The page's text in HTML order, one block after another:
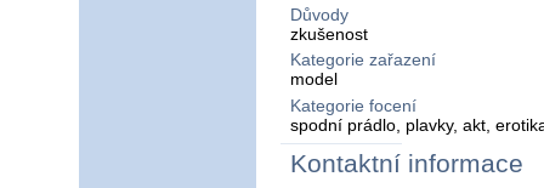
Důvody
zkušenost
Kategorie zařazení
model
Kategorie focení
spodní prádlo, plavky, akt,
Kontaktní informace